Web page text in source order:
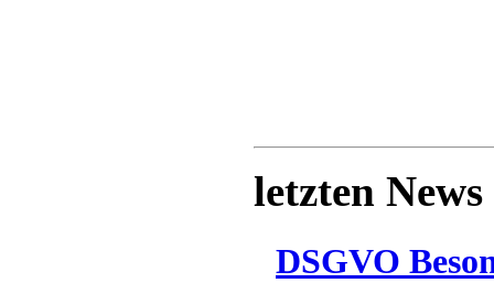
letzten News
DSGVO